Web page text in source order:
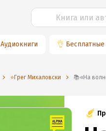
Аудиокниги 👌 Бесплатные
⭐️Грег Михаловски 📚«На